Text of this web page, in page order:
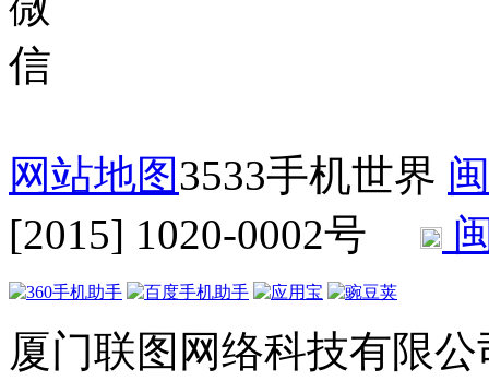
网站地图3533手机世界
[2015] 1020-0002号
厦门联图网络科技有限公